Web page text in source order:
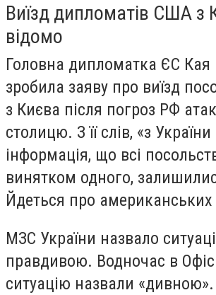
Виїзд дипломатів США з
відомо
Головна дипломатка ЄС Кая
зробила заяву про виїзд
з Києва після погроз РФ
столицю. З її слів, «з
інформація, що всі
винятком одного,
Йдеться про
МЗС України назвало
правдивою. Водночас в
ситуацію назвали